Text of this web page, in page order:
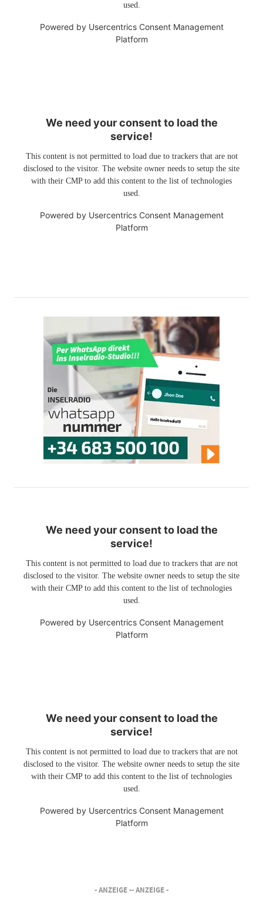
used.
Powered by Usercentrics Consent Management
Platform
We need your consent to load the
service!
This content is not permitted to load due to trackers that are not
disclosed to the visitor. The website owner needs to setup the site
with their CMP to add this content to the list of technologies
used.
Powered by Usercentrics Consent Management
Platform
We need your consent to load the
service!
This content is not permitted to load due to trackers that are not
disclosed to the visitor. The website owner needs to setup the site
with their CMP to add this content to the list of technologies
used.
Powered by Usercentrics Consent Management
Platform
We need your consent to load the
service!
This content is not permitted to load due to trackers that are not
disclosed to the visitor. The website owner needs to setup the site
with their CMP to add this content to the list of technologies
used.
Powered by Usercentrics Consent Management
Platform
- ANZEIGE -- ANZEIGE -